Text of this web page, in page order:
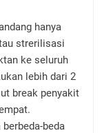
hanya
strerilisasi
ke seluruh
lebih dari 2
break penyakit
beda